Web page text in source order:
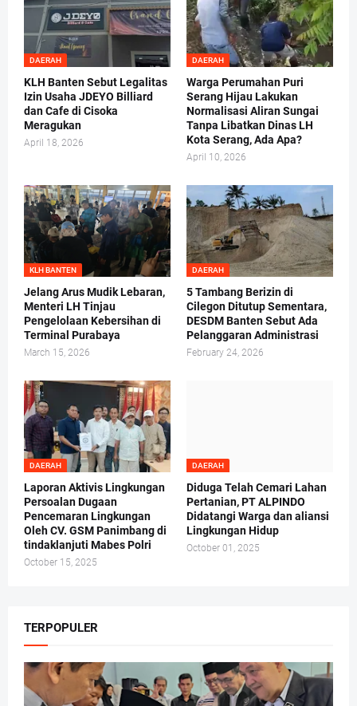
DAERAH
KLH Banten Sebut Legalitas
Izin Usaha JDEYO Billiard
dan Cafe di Cisoka
Meragukan
April 18, 2026
DAERAH
Warga Perumahan Puri
Serang Hijau Lakukan
Normalisasi Aliran Sungai
Tanpa Libatkan Dinas LH
Kota Serang, Ada Apa?
April 10, 2026
KLH BANTEN
Jelang Arus Mudik Lebaran,
Menteri LH Tinjau
Pengelolaan Kebersihan di
Terminal Purabaya
March 15, 2026
DAERAH
5 Tambang Berizin di
Cilegon Ditutup Sementara,
DESDM Banten Sebut Ada
Pelanggaran Administrasi
February 24, 2026
DAERAH
Laporan Aktivis Lingkungan
Persoalan Dugaan
Pencemaran Lingkungan
Oleh CV. GSM Panimbang di
tindaklanjuti Mabes Polri
October 15, 2025
DAERAH
Diduga Telah Cemari Lahan
Pertanian, PT ALPINDO
Didatangi Warga dan aliansi
Lingkungan Hidup
October 01, 2025
TERPOPULER